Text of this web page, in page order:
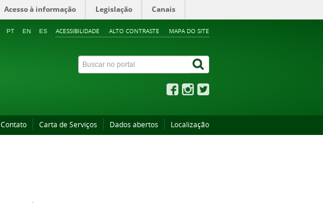
Acesso à informação Legislação Canais
ACESSIBILIDADE ALTO CONTRASTE MAPA DO SITE
PT EN ES
Contato Carta de Serviços Dados abertos Localização